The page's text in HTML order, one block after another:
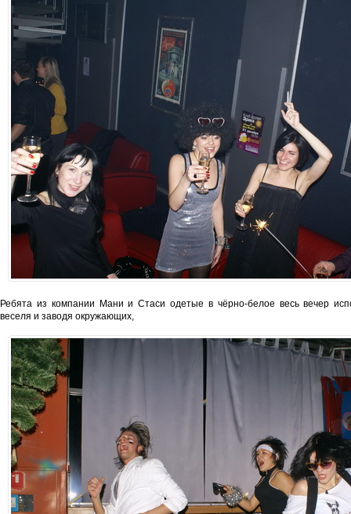
Ребята из компании Мани и Стаси одетые в чёрно-белое весь вечер
веселя и заводя окружающих,